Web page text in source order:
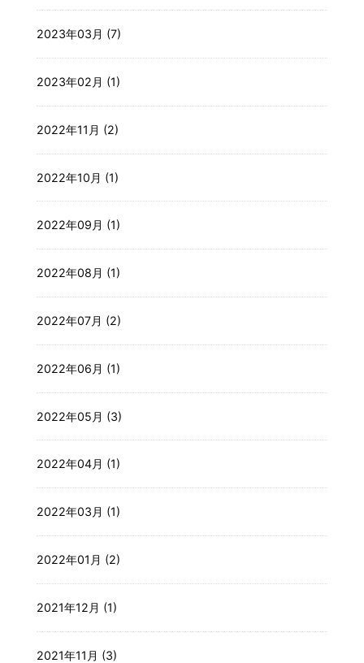
2023年03月 (7)
2023年02月 (1)
2022年11月 (2)
2022年10月 (1)
2022年09月 (1)
2022年08月 (1)
2022年07月 (2)
2022年06月 (1)
2022年05月 (3)
2022年04月 (1)
2022年03月 (1)
2022年01月 (2)
2021年12月 (1)
2021年11月 (3)